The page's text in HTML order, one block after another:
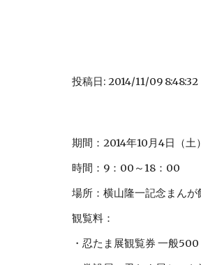
投稿日: 2014/11/09 8:48:32
期間：2014年10月4日（土
時間：9：00～18：00
場所：横山隆一記念まんが
観覧料：
・忍たま展観覧券 一般